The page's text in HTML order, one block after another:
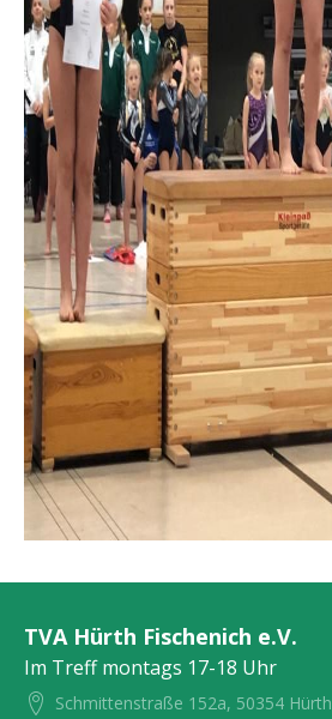
TVA Hürth Fischenich e.V.
Im Treff montags 17-18 Uhr
Schmittenstraße 152a, 50354 Hürth